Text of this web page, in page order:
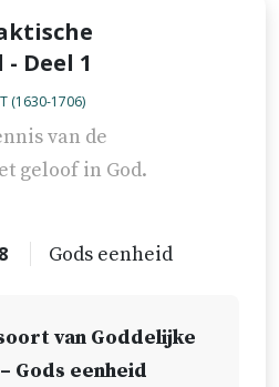
Deel 1
(1630-1706)
van de
geloof in God.
Gods eenheid
van Goddelijke
Gods eenheid